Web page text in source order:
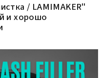
/ LAMIMAKER"
и хорошо